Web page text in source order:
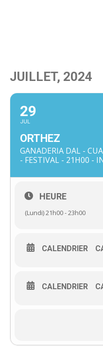
JUILLET, 2024
29
JUL
ORTHEZ
GANADERIA DAL -
- FESTIVAL - 21H00 -
HEURE
(Lundi) 21h00 - 23h00
CALENDRIER
CALENDRIER